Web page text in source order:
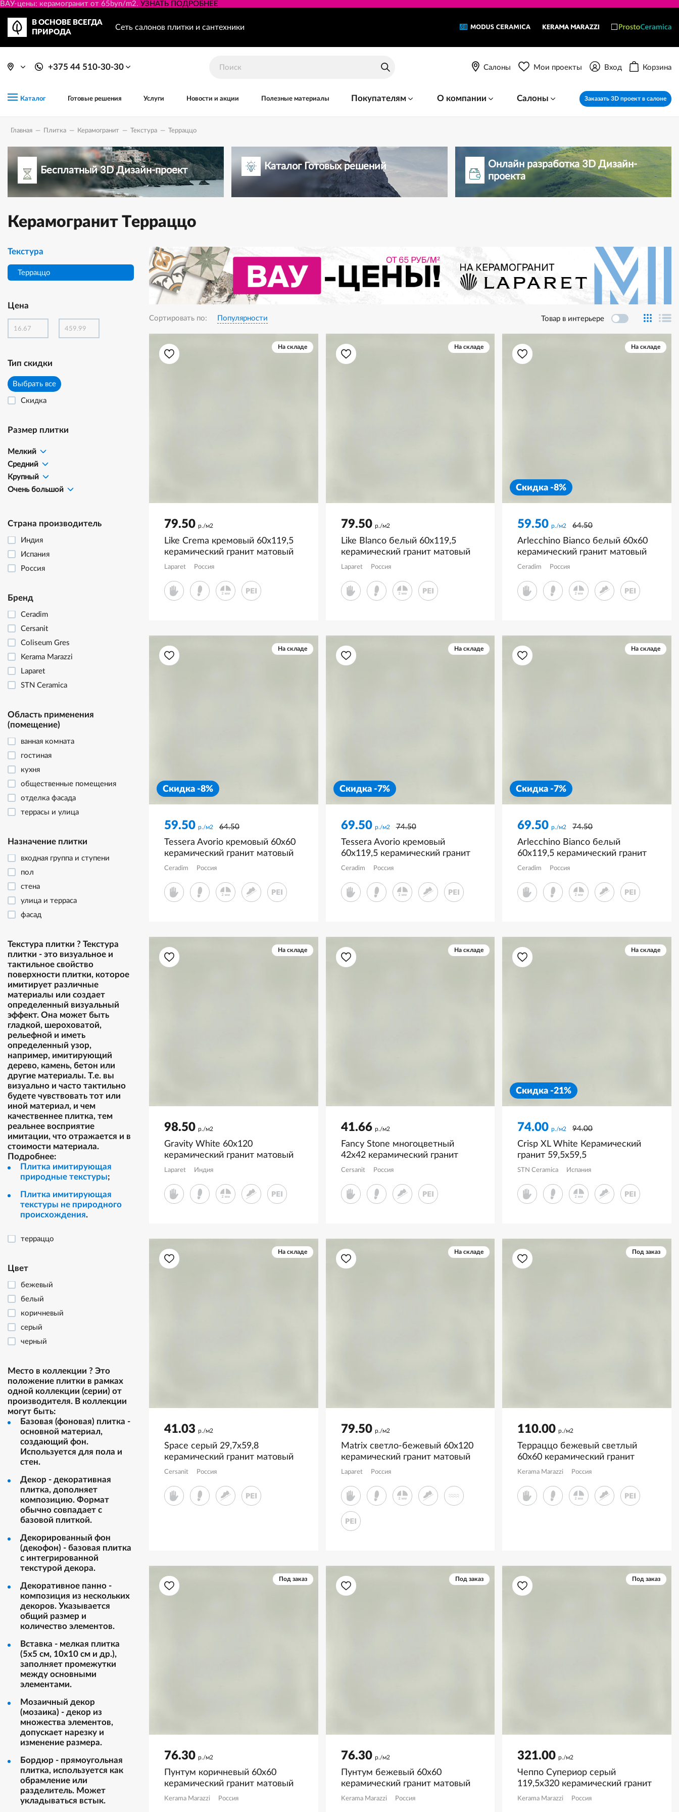
ВАУ-цены: керамогранит от 65byn/m2. УЗНАТЬ ПОДРОБНЕЕ
В ОСНОВЕ ВСЕГДА
ПРИРОДА
Сеть салонов плитки и сантехники
+375 44 510-30-30 Салоны Мои проекты Вход Корзина
Каталог Готовые решения Услуги Новости и акции Полезные материалы Покупателям О компании Салоны Заказать 3D проект в салоне
Главная — Плитка — Керамогранит — Текстура — Терраццо
Бесплатный 3D Дизайн-проект Каталог Готовых решений
Онлайн разработка 3D Дизайн-
проекта
Керамогранит Терраццо
Текстура
Терраццо
Цена
Тип скидки
Выбрать все
Скидка
Размер плитки
Мелкий
Средний
Крупный
Очень большой
Страна производитель
Индия
Испания
Россия
Бренд
Ceradim
Cersanit
Coliseum Gres
Kerama Marazzi
Laparet
STN Ceramica
Область применения
(помещение)
ванная комната
гостиная
кухня
общественные помещения
отделка фасада
террасы и улица
Назначение плитки
входная группа и ступени
пол
стена
улица и терраса
фасад
Текстура плитки ? Текстура
плитки - это визуальное и
тактильное свойство
поверхности плитки, которое
имитирует различные
материалы или создает
определенный визуальный
эффект. Она может быть
гладкой, шероховатой,
рельефной и иметь
определенный узор,
например, имитирующий
дерево, камень, бетон или
другие материалы. Т.е. вы
визуально и часто тактильно
будете чувствовать тот или
иной материал, и чем
качественнее плитка, тем
реальнее восприятие
имитации, что отражается и в
стоимости материала.
Подробнее:
Плитка имитирующая
природные текстуры;
Плитка имитирующая
текстуры не природного
происхождения.
терраццо
Цвет
бежевый
белый
коричневый
серый
черный
Место в коллекции ? Это
положение плитки в рамках
одной коллекции (серии) от
производителя. В коллекции
могут быть:
Базовая (фоновая) плитка -
основной материал,
создающий фон.
Используется для пола и
стен.
Декор - декоративная
плитка, дополняет
композицию. Формат
обычно совпадает с
базовой плиткой.
Декорированный фон
(декофон) - базовая плитка
с интегрированной
текстурой декора.
Декоративное панно -
композиция из нескольких
декоров. Указывается
общий размер и
количество элементов.
Вставка - мелкая плитка
(5х5 см, 10х10 см и др.),
заполняет промежутки
между основными
элементами.
Мозаичный декор
(мозаика) - декор из
множества элементов,
допускает нарезку и
изменение размера.
Бордюр - прямоугольная
плитка, используется как
обрамление или
разделитель. Может
укладываться встык.
Сортировать по: Популярности Товар в интерьере
На складе
79.50 р./м2
Like Crema кремовый 60x119,5
керамический гранит матовый
глянцевые чернила
Laparet Россия
На складе
79.50 р./м2
Like Blanco белый 60x119,5
керамический гранит матовый
глянцевые чернила
Laparet Россия
На складе
Скидка -8%
59.50 р./м2 64.50
Arlecchino Bianco белый 60x60
керамический гранит матовый
CR6060G0431R
Ceradim Россия
На складе
Скидка -8%
59.50 р./м2 64.50
Tessera Avorio кремовый 60x60
керамический гранит матовый
CR6060G0441R
Ceradim Россия
На складе
Скидка -7%
69.50 р./м2 74.50
Tessera Avorio кремовый
60x119,5 керамический гранит
матовый CR6012G0451R
Ceradim Россия
На складе
Скидка -7%
69.50 р./м2 74.50
Arlecchino Bianco белый
60x119,5 керамический гранит
матовый CR6012G0441R
Ceradim Россия
На складе
98.50 р./м2
Gravity White 60x120
керамический гранит матовый
карвинг
Laparet Индия
На складе
41.66 р./м2
Fancy Stone многоцветный
42x42 керамический гранит
матовый
Cersanit Россия
На складе
Скидка -21%
74.00 р./м2 94.00
Crisp XL White Керамический
гранит 59,5x59,5
STN Ceramica Испания
На складе
41.03 р./м2
Space серый 29,7x59,8
керамический гранит матовый
Cersanit Россия
На складе
79.50 р./м2
Matrix светло-бежевый 60x120
керамический гранит матовый
структурный
Laparet Россия
Под заказ
110.00 р./м2
Терраццо бежевый светлый
60x60 керамический гранит
матовый SG631820R
Kerama Marazzi Россия
Под заказ
76.30 р./м2
Пунтум коричневый 60x60
керамический гранит матовый
KM6060G1221R8
Kerama Marazzi Россия
Под заказ
76.30 р./м2
Пунтум бежевый 60x60
керамический гранит матовый
KM6060G1201R8
Kerama Marazzi Россия
Под заказ
321.00 р./м2
Чеппо Супериор серый
119,5x320 керамический гранит
матовый SL1232G0351R6
Kerama Marazzi Россия